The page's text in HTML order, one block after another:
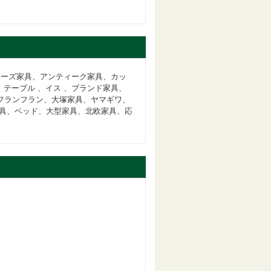
ズ家具、アンティーク家具、カッ
ーブル 、イス 、ブランド家具、
ンフラン、大塚家具、ヤマギワ、
、ベッド、大型家具、北欧家具、応